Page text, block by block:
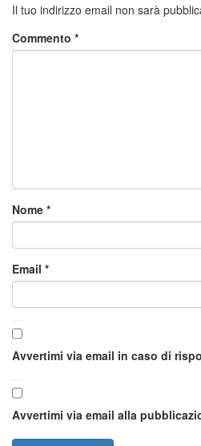
Il tuo indirizzo email non sarà
Commento *
Nome *
Email *
Avvertimi via email in caso di
Avvertimi via email alla